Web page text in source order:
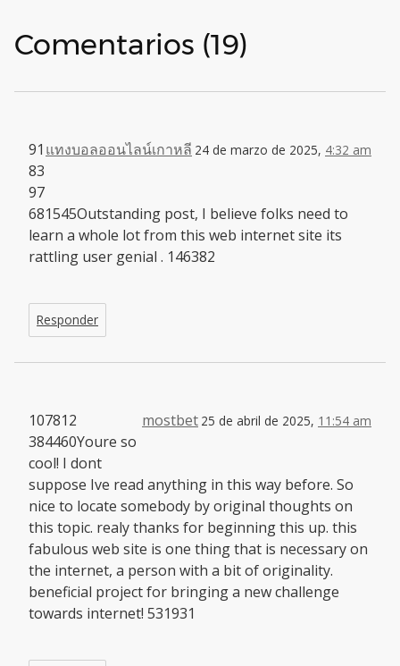
Comentarios (19)
แทงบอลออนไลน์เกาหลี 24 de marzo de 2025, 4:32 am
91
83
97
681545Outstanding post, I believe folks need to
learn a whole lot from this web internet site its
rattling user genial . 146382
Responder
mostbet 25 de abril de 2025, 11:54 am
107812
384460Youre so
cool! I dont
suppose Ive read anything in this way before. So
nice to locate somebody by original thoughts on
this topic. realy thanks for beginning this up. this
fabulous web site is one thing that is necessary on
the internet, a person with a bit of originality.
beneficial project for bringing a new challenge
towards internet! 531931